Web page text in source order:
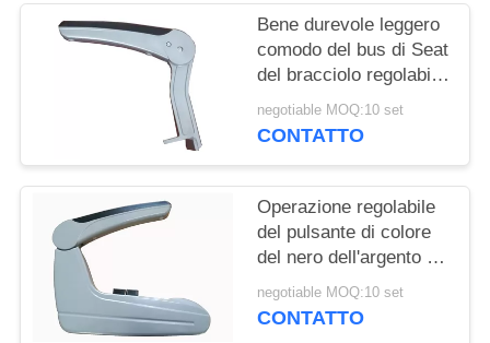
Bene durevole leggero
comodo del bus di Seat
del bracciolo regolabile
degli accessori
negotiable MOQ:10 set
CONTATTO
Operazione regolabile
del pulsante di colore
del nero dell'argento di
funzione del bracciolo
di alluminio di lusso
negotiable MOQ:10 set
CONTATTO